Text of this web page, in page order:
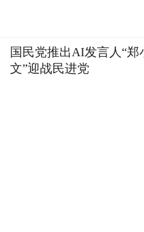
国民党推出AI发言人“郑
文”迎战民进党